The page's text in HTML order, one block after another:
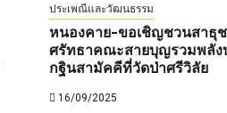
ประเพณีและวัฒนธรรม
หนองคาย-ขอเชิญชวนสาธุ
ศรัทธาคณะสายบุญรวมพลั
กฐินสามัคคีที่วัดป่าศรีวิลัย
16/09/2025